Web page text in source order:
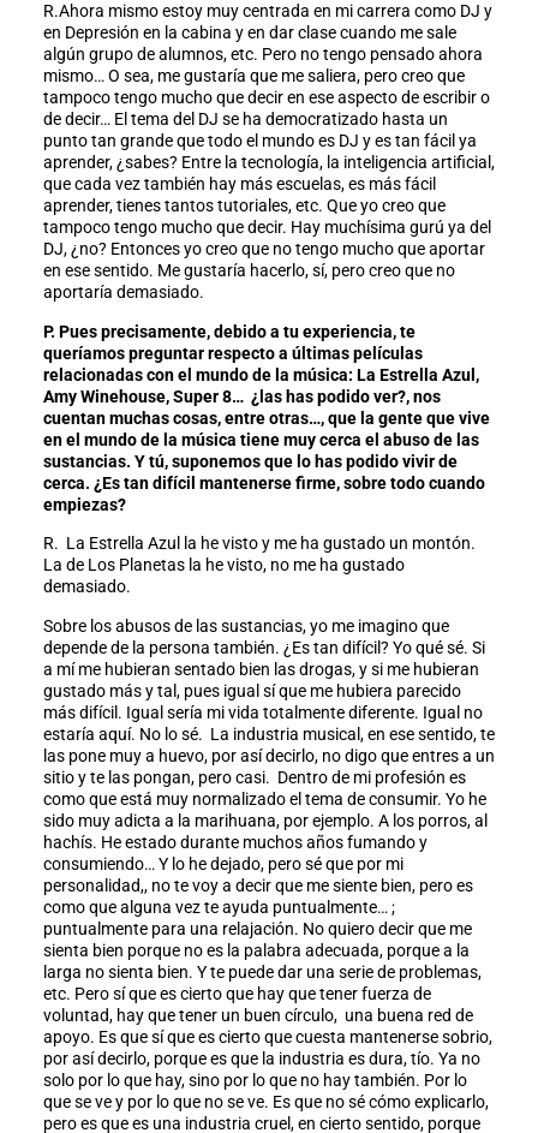
R.Ahora mismo estoy muy centrada en mi carrera como DJ y
en Depresión en la cabina y en dar clase cuando me sale
algún grupo de alumnos, etc. Pero no tengo pensado ahora
mismo… O sea, me gustaría que me saliera, pero creo que
tampoco tengo mucho que decir en ese aspecto de escribir o
de decir… El tema del DJ se ha democratizado hasta un
punto tan grande que todo el mundo es DJ y es tan fácil ya
aprender, ¿sabes? Entre la tecnología, la inteligencia artificial,
que cada vez también hay más escuelas, es más fácil
aprender, tienes tantos tutoriales, etc. Que yo creo que
tampoco tengo mucho que decir. Hay muchísima gurú ya del
DJ, ¿no? Entonces yo creo que no tengo mucho que aportar
en ese sentido. Me gustaría hacerlo, sí, pero creo que no
aportaría demasiado.
P. Pues precisamente, debido a tu experiencia, te
queríamos preguntar respecto a últimas películas
relacionadas con el mundo de la música: La Estrella Azul,
Amy Winehouse, Super 8… ¿las has podido ver?, nos
cuentan muchas cosas, entre otras…, que la gente que vive
en el mundo de la música tiene muy cerca el abuso de las
sustancias. Y tú, suponemos que lo has podido vivir de
cerca. ¿Es tan difícil mantenerse firme, sobre todo cuando
empiezas?
R. La Estrella Azul la he visto y me ha gustado un montón.
La de Los Planetas la he visto, no me ha gustado
demasiado.
Sobre los abusos de las sustancias, yo me imagino que
depende de la persona también. ¿Es tan difícil? Yo qué sé. Si
a mí me hubieran sentado bien las drogas, y si me hubieran
gustado más y tal, pues igual sí que me hubiera parecido
más difícil. Igual sería mi vida totalmente diferente. Igual no
estaría aquí. No lo sé. La industria musical, en ese sentido, te
las pone muy a huevo, por así decirlo, no digo que entres a un
sitio y te las pongan, pero casi. Dentro de mi profesión es
como que está muy normalizado el tema de consumir. Yo he
sido muy adicta a la marihuana, por ejemplo. A los porros, al
hachís. He estado durante muchos años fumando y
consumiendo… Y lo he dejado, pero sé que por mi
personalidad,, no te voy a decir que me siente bien, pero es
como que alguna vez te ayuda puntualmente… ;
puntualmente para una relajación. No quiero decir que me
sienta bien porque no es la palabra adecuada, porque a la
larga no sienta bien. Y te puede dar una serie de problemas,
etc. Pero sí que es cierto que hay que tener fuerza de
voluntad, hay que tener un buen círculo, una buena red de
apoyo. Es que sí que es cierto que cuesta mantenerse sobrio,
por así decirlo, porque es que la industria es dura, tío. Ya no
solo por lo que hay, sino por lo que no hay también. Por lo
que se ve y por lo que no se ve. Es que no sé cómo explicarlo,
pero es que es una industria cruel, en cierto sentido, porque